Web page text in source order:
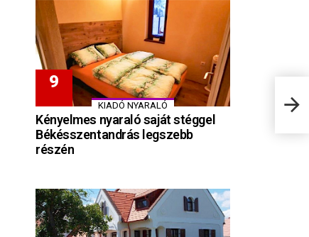
KIADÓ NYARALÓ
Kényelmes nyaraló saját stéggel
Békésszentandrás legszebb
részén